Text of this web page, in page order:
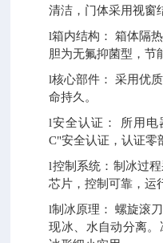
清洁，门体采用视窗
l箱内结构：
箱体隔
胆为无氟抑菌型，节
l核心部件：
采用优
命持久。
l安全认证： 所用电
C"安全认证，认证零
l控制系统：制冰过
芯片，控制可靠，运
l制冰原理：
螺旋滚
现冰、水自动分离。